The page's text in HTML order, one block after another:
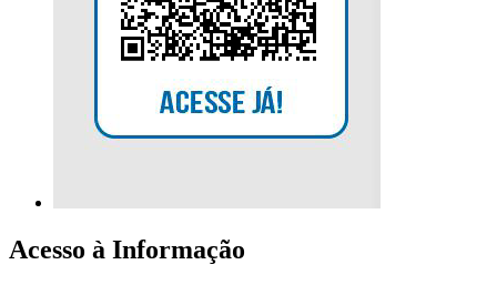
Acesso à Informação